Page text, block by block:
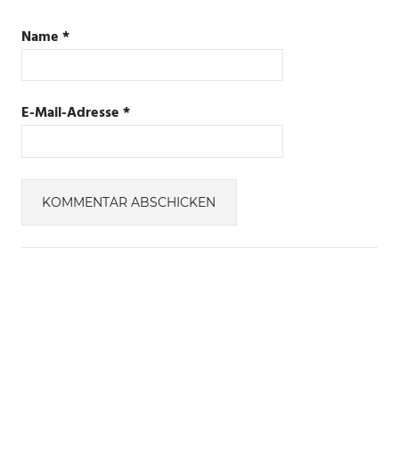
Name*
E-Mail-Adresse*